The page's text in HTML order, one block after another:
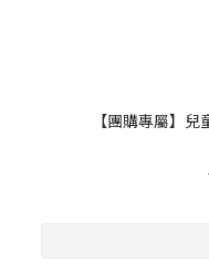
【團購專屬】